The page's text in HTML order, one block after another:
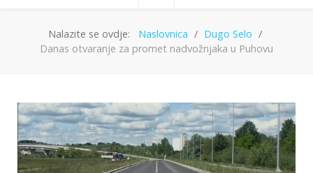
Nalazite se ovdje: Naslovnica
Dugo Selo
Danas otvaranje za promet nadvožnjaka u Puhovu